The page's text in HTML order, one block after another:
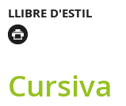
LLIBRE D'ESTIL
Cursiva